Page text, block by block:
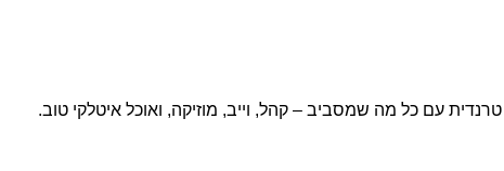
עם כל מה שמסביב – קהל, וייב, מוזיקה, ואוכל איטלקי טוב.